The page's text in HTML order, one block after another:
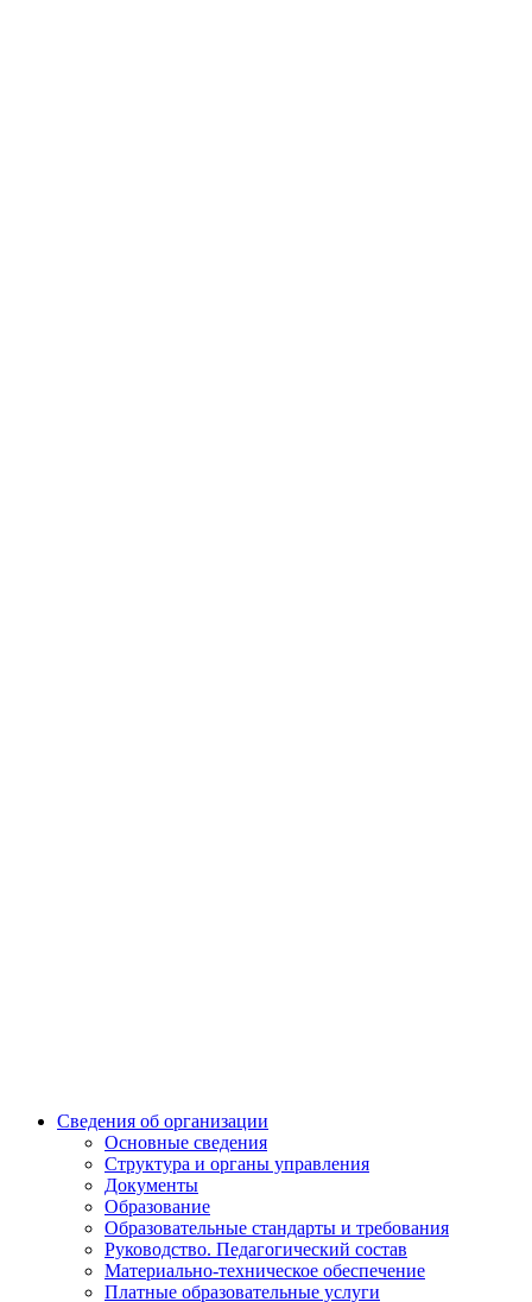
Сведения об организации
Основные сведения
Структура и органы управления
Документы
Образование
Образовательные стандарты и требования
Руководство. Педагогический состав
Материально-техническое обеспечение
Платные образовательные услуги